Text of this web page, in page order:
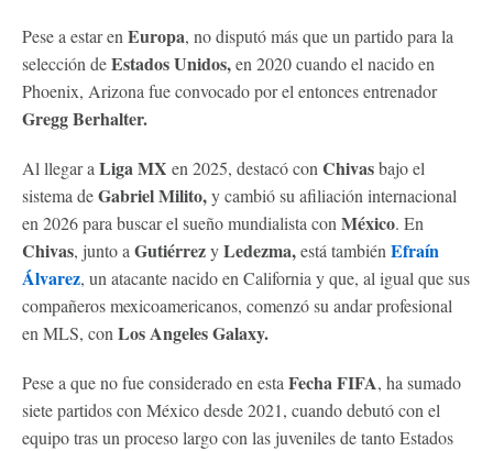
Pese a estar enEuropa, no disputó más que un partido para la
selección deEstados Unidos,en 2020 cuando el nacido en
Phoenix, Arizona fue convocado por el entonces entrenador
Gregg Berhalter.
Al llegar aLiga MX en 2025, destacó conChivasbajo el
sistema deGabriel Milito,y cambió su afiliación internacional
en 2026 para buscar el sueño mundialista conMéxico. En
Chivas, junto aGutiérrezyLedezma,está tambiénEfraín
Álvarez, un atacante nacido en California y que, al igual que sus
compañeros mexicoamericanos, comenzó su andar profesional
en MLS, conLos Angeles Galaxy.
Pese a que no fue considerado en estaFecha FIFA, ha sumado
siete partidos con México desde 2021, cuando debutó con el
equipo tras un proceso largo con las juveniles de tanto Estados